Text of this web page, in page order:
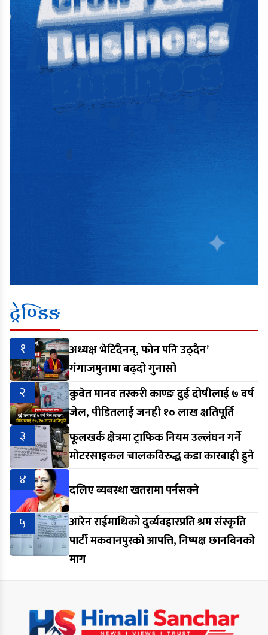
ट्रेण्डिङ
१
अध्यक्ष भेटिँदैनन्, फोन पनि उठ्दैन’
गंगाजमुनामा बढ्दो गुनासो
२
कुवेत मानव तस्करी काण्डः दुई दोषीलाई ७ वर्ष
जेल, पीडितलाई जनही १० लाख क्षतिपूर्ति
३
फूलखर्क क्षेत्रमा ट्राफिक नियम उल्लंघन गर्ने
मोटरसाइकल चालकविरुद्ध कडा कारबाही हुने
४
दलिए ब्यबस्था खतरामा पर्नसक्ने
५
आरेन राईमाथिको दुर्व्यवहारप्रति श्रम संस्कृति
पार्टी मकवानपुरको आपत्ति, निष्पक्ष छानबिनको
माग